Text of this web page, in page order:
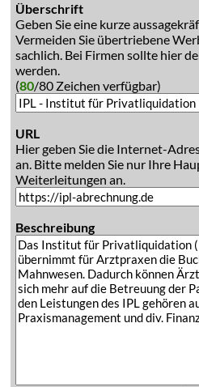
Überschrift
Geben Sie eine kurze
Vermeiden Sie übertriebene
sachlich. Bei Firmen sollte hier
werden.
(80/80 Zeichen verfügbar)
URL
Hier geben Sie die Internet-
an. Bitte melden Sie nur Ihre
Weiterleitungen an.
Beschreibung